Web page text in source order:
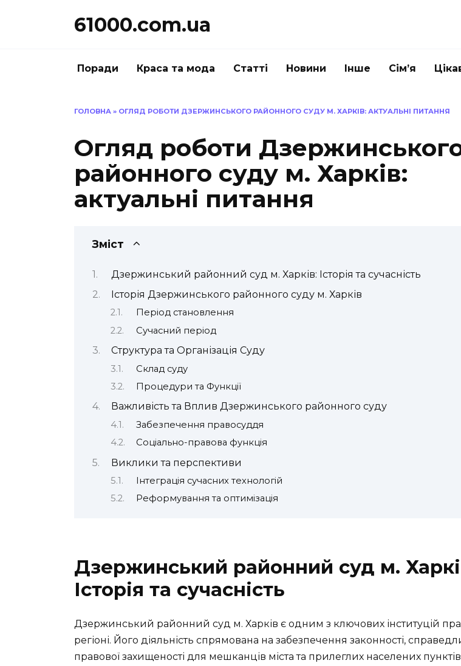
61000.com.ua
Поради Краса та мода Статті Новини Інше Сім’я
ГОЛОВНА » ОГЛЯД РОБОТИ ДЗЕРЖИНСЬКОГО РАЙОННОГО СУДУ М. ХАРКІВ: АКТУАЛЬНІ ПИТАННЯ
Огляд роботи
районного суду м. Харків:
актуальні питання
Зміст
Дзержинський районний суд м. Харків: Історія та сучасність
Історія Дзержинського районного суду м. Харків
Період становлення
Сучасний період
Структура та Організація Суду
Склад суду
Процедури та Функції
Важливість та Вплив Дзержинського районного суду
Забезпечення правосуддя
Соціально-правова функція
Виклики та перспективи
Інтеграція сучасних технологій
Реформування та оптимізація
Дзержинський районний суд м.
Історія та сучасність
Дзержинський районний суд м. Харків є одним з ключових інституцій
регіоні. Його діяльність спрямована на забезпечення законності,
правової захищеності для мешканців міста та прилеглих населених